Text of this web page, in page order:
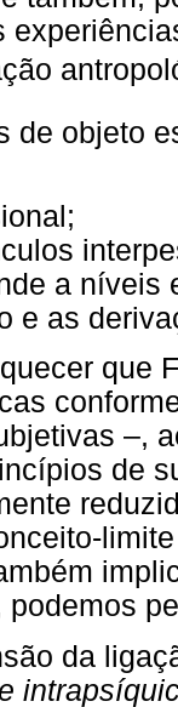
de objeto
a níveis
e as
que
–,
de
podemos
da